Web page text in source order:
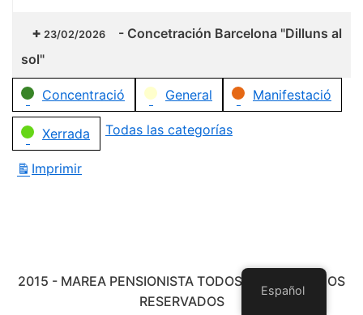
23/02/2026 - Concetración Barcelona "Dilluns al
sol"
Categorías
Concentració General Manifestació
Xerrada Todas las categorías
Imprimir
2015 - MAREA PENSIONISTA TODOS LOS DERECHOS
RESERVADOS
Español